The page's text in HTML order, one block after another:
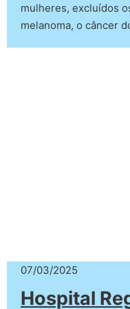
mulheres, excluídos
melanoma, o câncer
07/03/2025
Hospital